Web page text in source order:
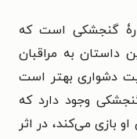
گنجشکی است که
داستان به مراقبان
دشواری بهتر است
وجود دارد که
بازی می‌کند، در اثر